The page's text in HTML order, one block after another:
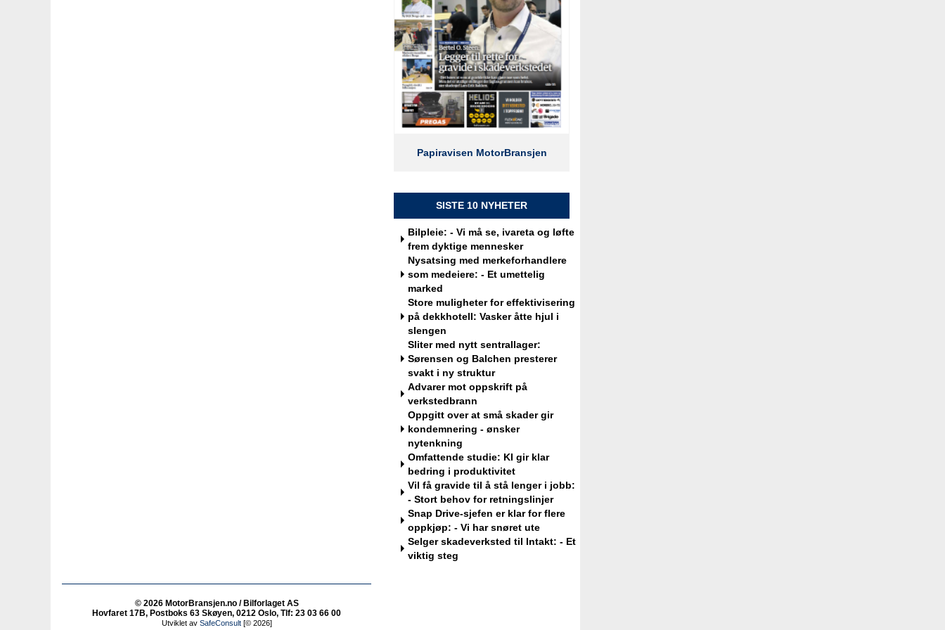
Werksta Norge
Kundemottaker og Takserer for
Werksta Grorud
Werksta Norge
Servicemarkedsleder
Sulland Lier
Teknisk kontrollør
Viking Kontroll AS
Avdelingsleder / Kundemottaker
Mekonomen Bilverksted, Arna
Bilmekaniker / Service Technician -
Haugesund
Tesla Norway AS
Papiravisen MotorBransjen
SISTE 10 NYHETER
Bilpleie: - Vi må se, ivareta og løfte
frem dyktige mennesker
Nysatsing med merkeforhandlere
som medeiere: - Et umettelig
marked
Store muligheter for effektivisering
på dekkhotell: Vasker åtte hjul i
slengen
Sliter med nytt sentrallager:
Sørensen og Balchen presterer
svakt i ny struktur
Advarer mot oppskrift på
verkstedbrann
Oppgitt over at små skader gir
kondemnering - ønsker
nytenkning
Omfattende studie: KI gir klar
bedring i produktivitet
Vil få gravide til å stå lenger i jobb:
- Stort behov for retningslinjer
Snap Drive-sjefen er klar for flere
oppkjøp: - Vi har snøret ute
Selger skadeverksted til Intakt: - Et
viktig steg
© 2026 MotorBransjen.no / Bilforlaget AS
Hovfaret 17B, Postboks 63 Skøyen, 0212 Oslo, Tlf: 23 03 66 00
Utviklet av SafeConsult[© 2026]